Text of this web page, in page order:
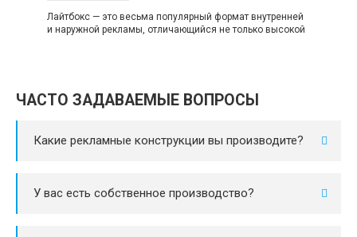
Лайтбокс — это весьма популярный формат внутренней
и наружной рекламы, отличающийся не только высокой
ЧАСТО ЗАДАВАЕМЫЕ ВОПРОСЫ
Какие рекламные конструкции вы производите?
У вас есть собственное производство?